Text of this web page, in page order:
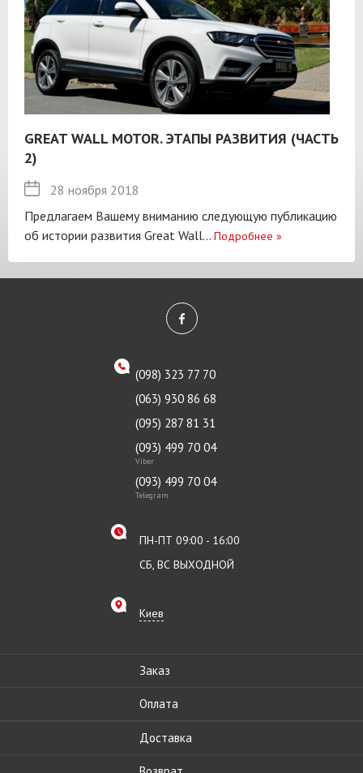
GREAT WALL MOTOR. ЭТАПЫ РАЗВИТИЯ (ЧАСТЬ
2)
28 ноября 2018
Предлагаем Вашему вниманию следующую публикацию
об истории развития Great Wall... Подробнее »
(098) 323 77 70
(063) 930 86 68
(095) 287 81 31
(093) 499 70 04
Viber
(093) 499 70 04
Telegram
ПН-ПТ 09:00 - 16:00
СБ, ВС ВЫХОДНОЙ
Киев
Заказ
Оплата
Доставка